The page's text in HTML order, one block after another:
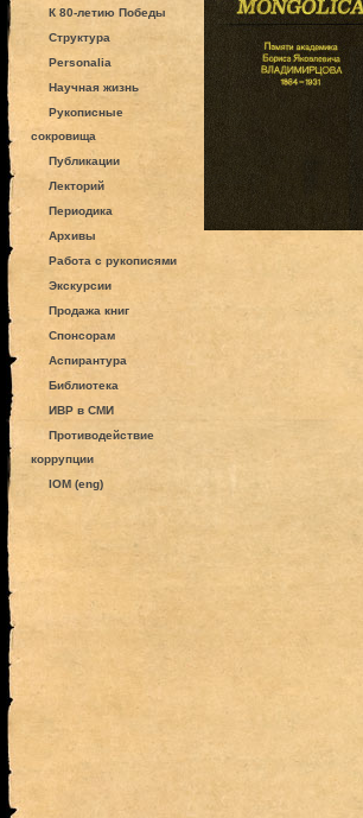
К 80-летию Победы
Структура
Personalia
Научная жизнь
Рукописные
сокровища
Публикации
Лекторий
Периодика
Архивы
Работа с рукописями
Экскурсии
Продажа книг
Спонсорам
Аспирантура
Библиотека
ИВР в СМИ
Противодействие
коррупции
IOM (eng)